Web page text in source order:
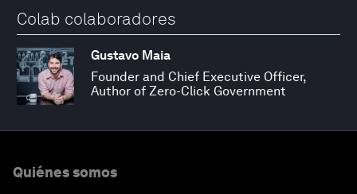
Colab colaboradores
Gustavo Maia
Founder and Chief Executive Officer,
Author of Zero-Click Government
Quiénes somos